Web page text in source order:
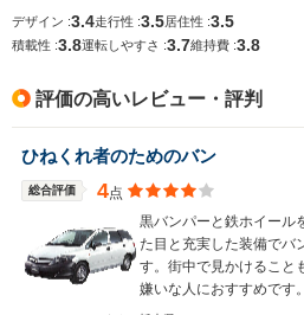
デザイン :3.4走行性 :3.5居住性 :3.5
積載性 :3.8運転しやすさ :3.7維持費 :3.8
評価の高いレビュー・評判
ひねくれ者のためのバン
総合評価 4点
黒バンパーと鉄ホイール
た目と充実した装備でバ
す。街中で見かけること
嫌いな人におすすめです
かエアウェイブのバンパ